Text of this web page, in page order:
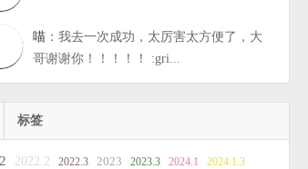
喵 ：我去一次成功，太厉害太方便了，大
哥谢谢你！！！！！ :gri...
标签
2022.2 2022.3 2023 2023.3 2024.1 2024.1.3